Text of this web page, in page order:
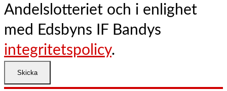
Andelslotteriet och i enlighet
med Edsbyns IF Bandys
integritetspolicy.
Skicka